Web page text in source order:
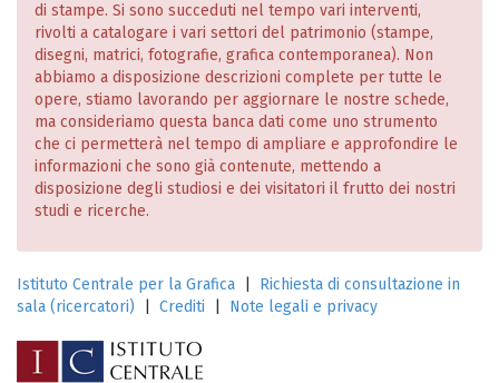
di stampe. Si sono succeduti nel tempo vari interventi,
rivolti a catalogare i vari settori del patrimonio (stampe,
disegni, matrici, fotografie, grafica contemporanea). Non
abbiamo a disposizione descrizioni complete per tutte le
opere, stiamo lavorando per aggiornare le nostre schede,
ma consideriamo questa banca dati come uno strumento
che ci permetterà nel tempo di ampliare e approfondire le
informazioni che sono già contenute, mettendo a
disposizione degli studiosi e dei visitatori il frutto dei nostri
studi e ricerche.
Istituto Centrale per la Grafica
Richiesta di consultazione in
sala (ricercatori)
Crediti Note legali e privacy